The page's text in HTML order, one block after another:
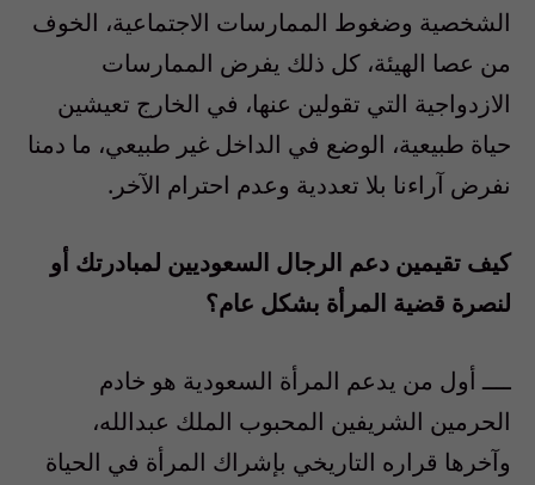
الشخصية وضغوط الممارسات الاجتماعية، الخوف
من عصا الهيئة، كل ذلك يفرض الممارسات
الازدواجية التي تقولين عنها، في الخارج تعيشين
حياة طبيعية، الوضع في الداخل غير طبيعي، ما دمنا
نفرض آراءنا بلا تعددية وعدم احترام الآخر.
كيف تقيمين دعم الرجال السعوديين لمبادرتك أو
لنصرة قضية المرأة بشكل عام؟
ــــ أول من يدعم المرأة السعودية هو خادم
الحرمين الشريفين المحبوب الملك عبدالله،
وآخرها قراره التاريخي بإشراك المرأة في الحياة